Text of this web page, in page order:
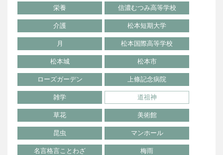
栄養 信濃むつみ高等学校
介護 松本短期大学
月 松本国際高等学校
松本城 松本市
ローズガーデン 上條記念病院
雑学 道祖神
草花 美術館
昆虫 マンホール
名言格言ことわざ 梅雨